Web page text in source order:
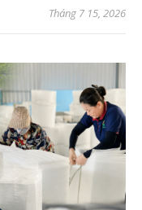
Tháng 7 15, 2026